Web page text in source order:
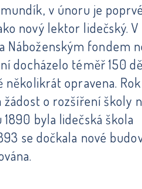
v únoru je
nový lektor lidečský.
Náboženským fondem
docházelo téměř 150
několikrát opravena.
žádost o rozšíření školy
byla lidečská škola
se dočkala nové